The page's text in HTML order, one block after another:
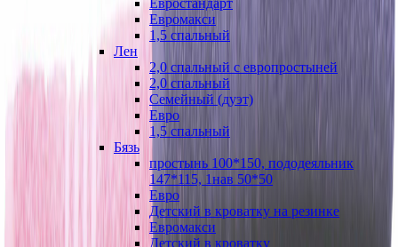
Евростандарт
Евромакси
1,5 спальный
Лен
2,0 спальный с европростыней
2,0 спальный
Семейный (дуэт)
Евро
1,5 спальный
Бязь
простынь 100*150, пододеяльник
147*115, 1нав 50*50
Евро
Детский в кроватку на резинке
Евромакси
Детский в кроватку